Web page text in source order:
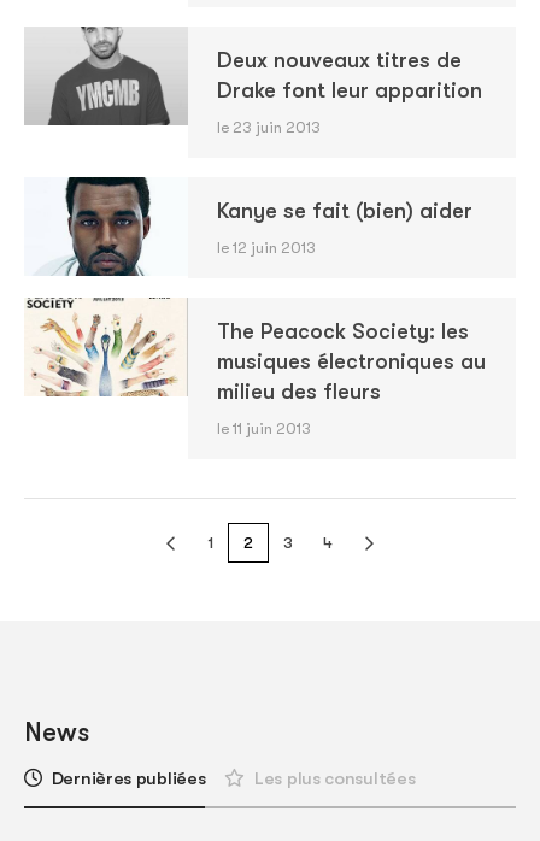
Deux nouveaux titres de
Drake font leur apparition
le 23 juin 2013
Kanye se fait (bien) aider
le 12 juin 2013
The Peacock Society: les
musiques électroniques au
milieu des fleurs
le 11 juin 2013
1 2 3 4
News
Dernières publiées Les plus consultées